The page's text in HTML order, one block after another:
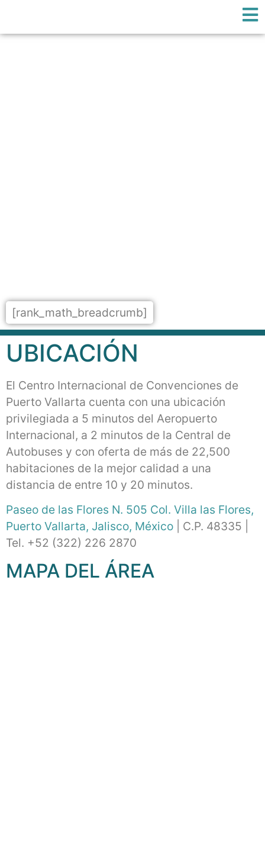
[rank_math_breadcrumb]
UBICACIÓN
El Centro Internacional de Convenciones de
Puerto Vallarta cuenta con una ubicación
privilegiada a 5 minutos del Aeropuerto
Internacional, a 2 minutos de la Central de
Autobuses y con oferta de más de 22,500
habitaciones de la mejor calidad a una
distancia de entre 10 y 20 minutos.
Paseo de las Flores N. 505 Col. Villa las Flores,
Puerto Vallarta, Jalisco, México | C.P. 48335 |
Tel. +52 (322) 226 2870
MAPA DEL ÁREA